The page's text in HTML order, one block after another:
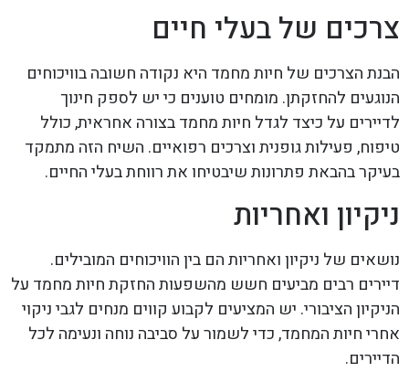
צרכים של בעלי חיים
הבנת הצרכים של חיות מחמד היא נקודה חשובה בוויכוחים
הנוגעים להחזקתן. מומחים טוענים כי יש לספק חינוך
לדיירים על כיצד לגדל חיות מחמד בצורה אחראית, כולל
טיפוח, פעילות גופנית וצרכים רפואיים. השיח הזה מתמקד
בעיקר בהבאת פתרונות שיבטיחו את רווחת בעלי החיים.
ניקיון ואחריות
נושאים של ניקיון ואחריות הם בין הוויכוחים המובילים.
דיירים רבים מביעים חשש מהשפעות החזקת חיות מחמד על
הניקיון הציבורי. יש המציעים לקבוע קווים מנחים לגבי ניקוי
אחרי חיות המחמד, כדי לשמור על סביבה נוחה ונעימה לכל
הדיירים.